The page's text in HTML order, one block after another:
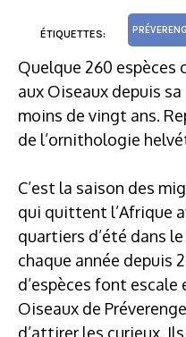
ÉTIQUETTES:
Quelque 260 espèces
aux Oiseaux depuis
moins de vingt ans.
de l’ornithologie
C’est la saison des
qui quittent l’Afrique
quartiers d’été dans
chaque année depuis
d’espèces font escale
Oiseaux de
d’attirer les curieux.